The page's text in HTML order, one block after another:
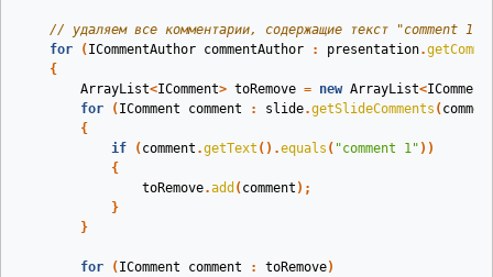
// удаляем все комментарии, содержащие текст "comment 1"
for
( ICommentAuthor commentAuthor : presentation.
{
ArrayList<IComment> toRemove = new ArrayList<IComment
for
( IComment comment : slide.getSlideComments (
{
if
( comment .getText ().equals ( "comment 1" ))
{
toRemove.add ( comment );
}
}
for ( IComment comment : toRemove)